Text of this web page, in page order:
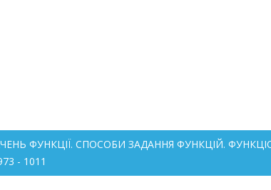
ФУНКЦІЇ. СПОСОБИ ЗАДАННЯ ФУНКЦІЙ.
- 1011